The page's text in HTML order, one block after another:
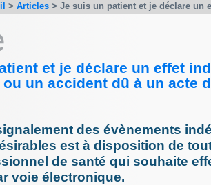
> Articles > Je suis un patient et je déclare un
et je déclare un effet
un accident dû à un acte
des évènements
est à disposition de
de santé qui souhaite
voie électronique.